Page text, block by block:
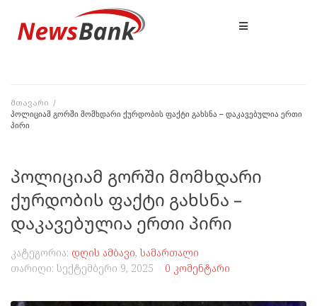
მთავარი /
პოლიციამ გორში მომხდარი ქურდობის ფაქტი გახსნა – დაკავებულია ერთი
პირი
პოლიციამ გორში მომხდარი
ქურდობის ფაქტი გახსნა –
დაკავებულია ერთი პირი
კატეგორია: დღის ამბავი, სამართალი
თარიღი: სექტემბერი 9, 2025 0 კომენტარი